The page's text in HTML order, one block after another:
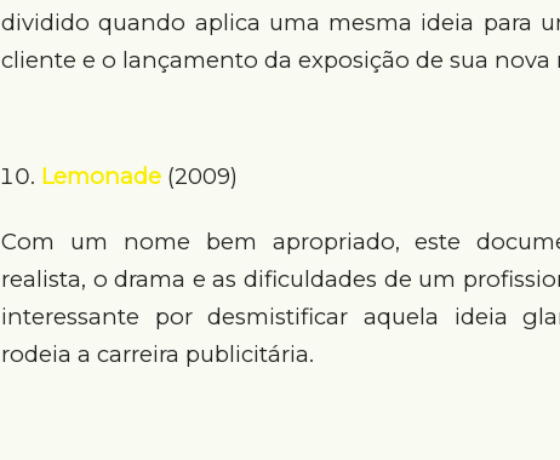
dividido quando aplica uma mesma ideia para
cliente e o lançamento da exposição de sua nova
Lemonade (2009)
Com um nome bem apropriado, este
realista, o drama e as dificuldades de um
interessante por desmistificar aquela ideia
rodeia a carreira publicitária.